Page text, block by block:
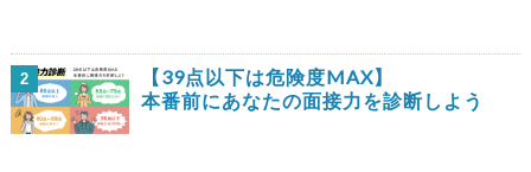
2
【39点以下は危険度MAX】
本番前にあなたの面接力を診断しよう